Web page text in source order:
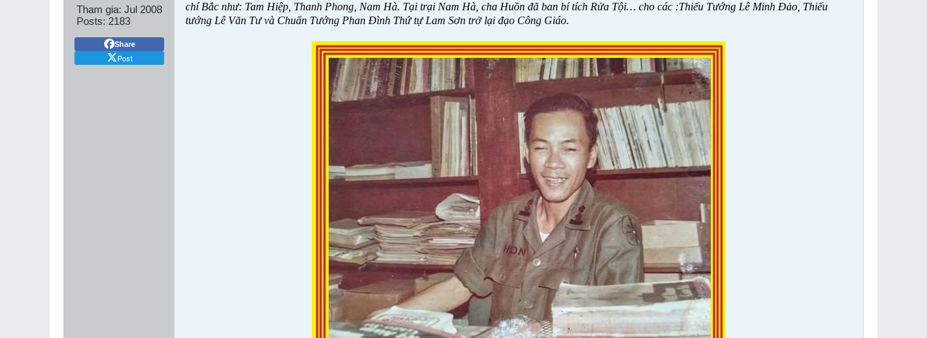
Tham gia: Jul 2008
Posts: 2183
Share
Post
chí Bắc như: Tam Hiệp, Thanh Phong, Nam Hà. Tại trại Nam Hà, cha Huồn đã ban bí tích Rửa Tội… cho các :Thiếu Tướng Lê Minh Đảo, Thiếu
tướng Lê Văn Tư và Chuẩn Tướng Phan Đình Thứ tự Lam Sơn trở lại đạo Công Giáo.